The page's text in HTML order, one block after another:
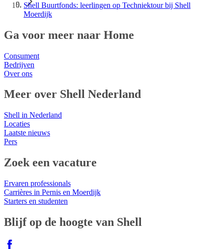
Shell Buurtfonds: leerlingen op Techniektour bij Shell
Moerdijk
Ga voor meer naar Home
Consument
Bedrijven
Over ons
Meer over Shell Nederland
Shell in Nederland
Locaties
Laatste nieuws
Pers
Zoek een vacature
Ervaren professionals
Carrières in Pernis en Moerdijk
Starters en studenten
Blijf op de hoogte van Shell